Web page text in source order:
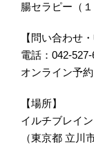
腸セラピー（
【問い合わせ
電話：042-527-
オンライン予約
【場所】
イルチブレイ
（東京都 立川